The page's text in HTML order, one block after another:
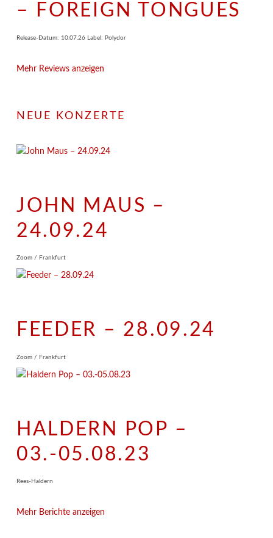
– FOREIGN TONGUES
Release-Datum: 10.07.26 Label: Polydor
Mehr Reviews anzeigen
NEUE KONZERTE
JOHN MAUS –
24.09.24
Zoom / Frankfurt
FEEDER – 28.09.24
Zoom / Frankfurt
HALDERN POP –
03.-05.08.23
Rees-Haldern
Mehr Berichte anzeigen